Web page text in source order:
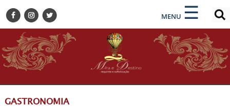
MENU ☰
×
BELEZA
BUSINESS E NEGÓCIOS
CULTURA
DESTINOS
×
ENCONTRE SUA NOTÍCIA
GASTRONOMIA